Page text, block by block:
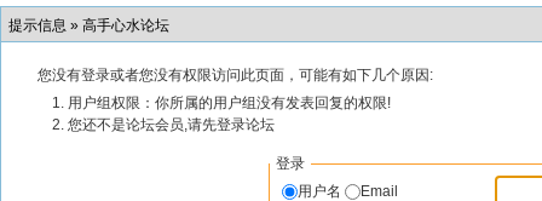
提示信息 » 高手心水论坛
您没有登录或者您没有权限访问此页面，可能有如下几个原因:
用户组权限：你所属的用户组没有发表回复的权限!
您还不是论坛会员,请先登录论坛
登录
用户名
Email